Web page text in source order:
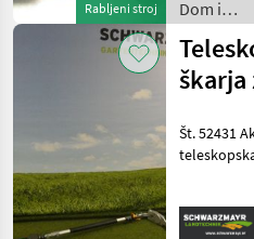
Rabljeni stroj
mit elektris
Dom in
vrt /
Stiga
škarja
900 AE
Št. 52431 Akumulatorska
48-